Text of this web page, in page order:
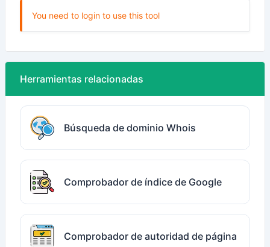
You need to login to use this tool
Herramientas relacionadas
Búsqueda de dominio Whois
Comprobador de índice de Google
Comprobador de autoridad de página